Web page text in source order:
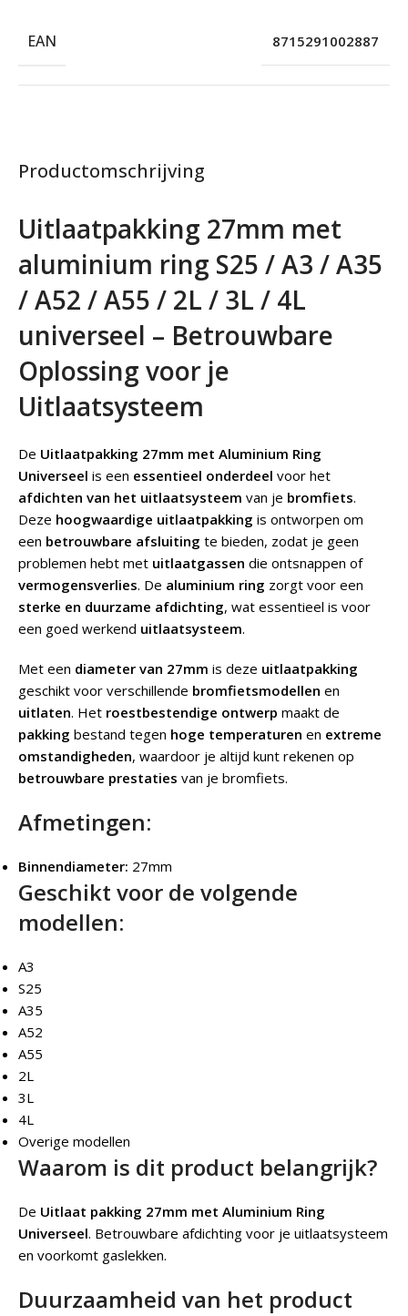
Productomschrijving
Uitlaatpakking 27mm met
aluminium ring S25 / A3 / A35
/ A52 / A55 / 2L / 3L / 4L
universeel – Betrouwbare
Oplossing voor je
Uitlaatsysteem
De Uitlaatpakking 27mm met Aluminium Ring
Universeel is een essentieel onderdeel voor het
afdichten van het uitlaatsysteem van je bromfiets.
Deze hoogwaardige uitlaatpakking is ontworpen om
een betrouwbare afsluiting te bieden, zodat je geen
problemen hebt met uitlaatgassen die ontsnappen of
vermogensverlies. De aluminium ring zorgt voor een
sterke en duurzame afdichting, wat essentieel is voor
een goed werkend uitlaatsysteem.
Met een diameter van 27mm is deze uitlaatpakking
geschikt voor verschillende bromfietsmodellen en
uitlaten. Het roestbestendige ontwerp maakt de
pakking bestand tegen hoge temperaturen en extreme
omstandigheden, waardoor je altijd kunt rekenen op
betrouwbare prestaties van je bromfiets.
Afmetingen:
Binnendiameter: 27mm
Geschikt voor de volgende
modellen:
A3
S25
A35
A52
A55
2L
3L
4L
Overige modellen
Waarom is dit product belangrijk?
De Uitlaat pakking 27mm met Aluminium Ring
Universeel. Betrouwbare afdichting voor je uitlaatsysteem
en voorkomt gaslekken.
Duurzaamheid van het product
EAN 8715291002887